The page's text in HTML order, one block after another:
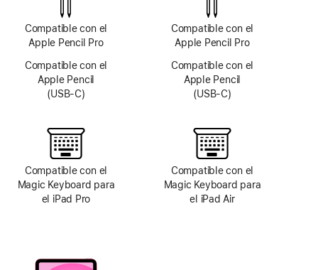
Compatible con el
Apple Pencil Pro
Compatible con el
Apple Pencil
(USB-C)
Compatible con el
Magic Keyboard para
el iPad Pro
Compatible con el
Apple Pencil Pro
Compatible con el
Apple Pencil
(USB-C)
Compatible con el
Magic Keyboard para
el iPad Air